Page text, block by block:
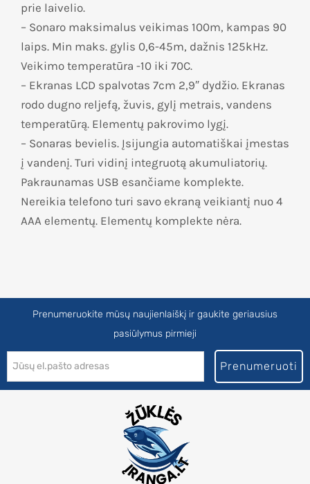
prie laivelio.
– Sonaro maksimalus veikimas 100m, kampas 90
laips. Min maks. gylis 0,6-45m, dažnis 125kHz.
Veikimo temperatūra -10 iki 70C.
– Ekranas LCD spalvotas 7cm 2,9″ dydžio. Ekranas
rodo dugno reljefą, žuvis, gylį metrais, vandens
temperatūrą. Elementų pakrovimo lygį.
– Sonaras bevielis. Įsijungia automatiškai įmestas
į vandenį. Turi vidinį integruotą akumuliatorių.
Pakraunamas USB esančiame komplekte.
Nereikia telefono turi savo ekraną veikiantį nuo 4
AAA elementų. Elementų komplekte nėra.
Prenumeruokite mūsų naujienlaiškį ir gaukite geriausius
pasiūlymus pirmieji
Prenumeruoti